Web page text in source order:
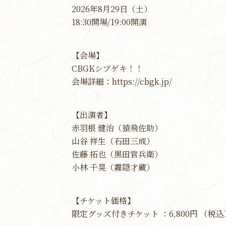
2026年8月29日（土）
18:30開場/19:00開演
【会場】
CBGKシブゲキ！！
会場詳細： https://cbgk.jp/
【出演者】
赤羽根 健治（猿飛佐助）
山谷 祥生（石田三成）
佐藤 拓也（黒田官兵衛）
小林 千晃（霧隠才蔵）
【チケット価格】
限定グッズ付きチケット ：6,800円 （税